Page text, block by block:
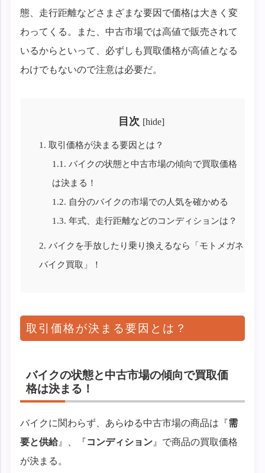
態、走行距離などさまざまな要因で価格は大きく変
わってくる。また、中古市場では高値で販売されて
いるからといって、必ずしも買取価格が高値となる
わけでもないので注意は必要だ。
目次 [hide]
1. 取引価格が決まる要因とは？
1.1. バイクの状態と中古市場の傾向で買取価格
は決まる！
1.2. 自分のバイクの市場での人気を確かめる
1.3. 年式、走行距離などのコンディションは？
2. バイクを手放したり乗り換えるなら「モトメガネ
バイク買取」！
取引価格が決まる要因とは？
バイクの状態と中古市場の傾向で買取価
格は決まる！
バイクに関わらず、あらゆる中古市場の商品は『需
要と供給』、『コンディション 』で商品の買取価格
が決まる。